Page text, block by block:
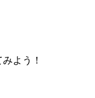
よう！